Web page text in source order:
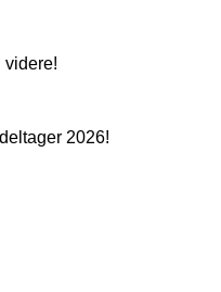
videre!
2026!